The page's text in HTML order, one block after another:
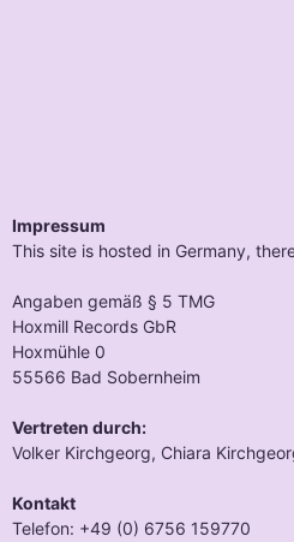
Impressum
This site is hosted in Germany,
Angaben gemäß § 5 TMG
Hoxmill Records GbR
Hoxmühle 0
55566 Bad Sobernheim
Vertreten durch:
Volker Kirchgeorg, Chiara
Kontakt
Telefon: +49 (0) 6756 159770